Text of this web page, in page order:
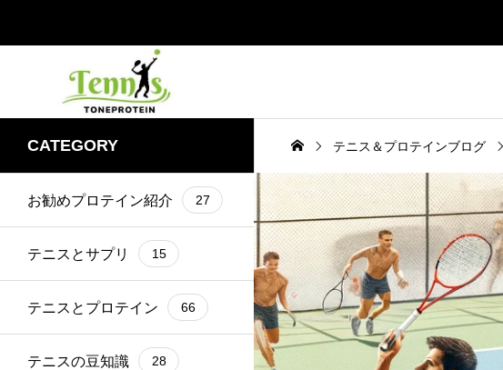
CATEGORY
お勧めプロテイン紹介 27
テニスとサプリ 15
テニスとプロテイン 66
テニスの豆知識 28
テニス＆プロテインブログ